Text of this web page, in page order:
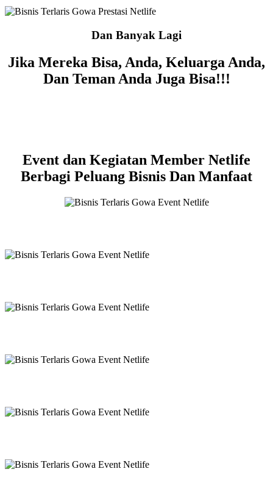
Dan Banyak Lagi
Jika Mereka Bisa, Anda, Keluarga Anda,
Dan Teman Anda Juga Bisa!!!
Event dan Kegiatan Member Netlife
Berbagi Peluang Bisnis Dan Manfaat